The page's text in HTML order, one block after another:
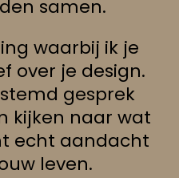
samen.
waarbij ik je
over je design.
gesprek
kijken naar wat
echt aandacht
leven.